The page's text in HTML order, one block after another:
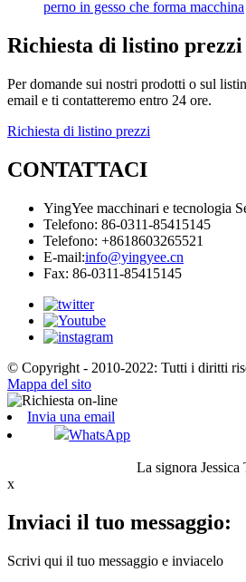
perno in gesso che forma macchina
Richiesta di listino prezzi
Per domande sui nostri prodotti o sul
email e ti contatteremo entro 24 ore.
Richiesta di listino prezzi
CONTATTACI
YingYee macchinari e tecnologia
Telefono: 86-0311-85415145
Telefono: +8618603265521
E-mail:info@yingyee.cn
Fax: 86-0311-85415145
© Copyright - 2010-2022: Tutti i diritti
Mappa del sito
Invia una email
WhatsApp
La signora Jessica
x
Inviaci il tuo messaggio:
Scrivi qui il tuo messaggio e inviacelo